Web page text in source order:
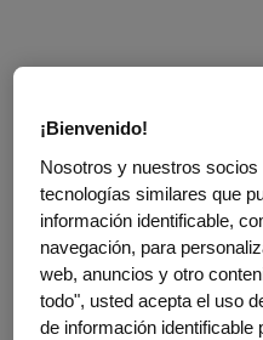
This page is PIN code
to access the page content.
PIN code
¡Bienvenido!
Nosotros y nuestros
tecnologías similares que
información identificable,
navegación, para
web, anuncios y otro
todo", usted acepta el uso
de información identificable